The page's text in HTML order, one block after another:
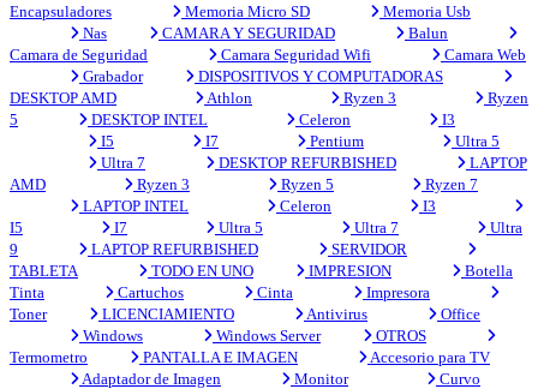
Encapsuladores
Memoria Micro SD
Memoria Usb
Nas
CAMARA Y SEGURIDAD
Balun
Camara de Seguridad
Camara Seguridad Wifi
Camara Web
Grabador
DISPOSITIVOS Y COMPUTADORAS
DESKTOP AMD
Athlon Ryzen 3
Ryzen
5
DESKTOP INTEL Celeron
I3
I5
I7 Pentium
Ultra 5
Ultra 7
DESKTOP REFURBISHED
LAPTOP
AMD
Ryzen 3 Ryzen 5
Ryzen 7
LAPTOP INTEL
Celeron
I3
I5
I7 Ultra 5 Ultra 7
Ultra
9
LAPTOP REFURBISHED
SERVIDOR
TABLETA
TODO EN UNO IMPRESION
Botella
Tinta
Cartuchos Cinta
Impresora
Toner
LICENCIAMIENTO Antivirus
Office
Windows
Windows Server
OTROS
Termometro
PANTALLA E IMAGEN
Accesorio para TV
Adaptador de Imagen
Monitor
Curvo